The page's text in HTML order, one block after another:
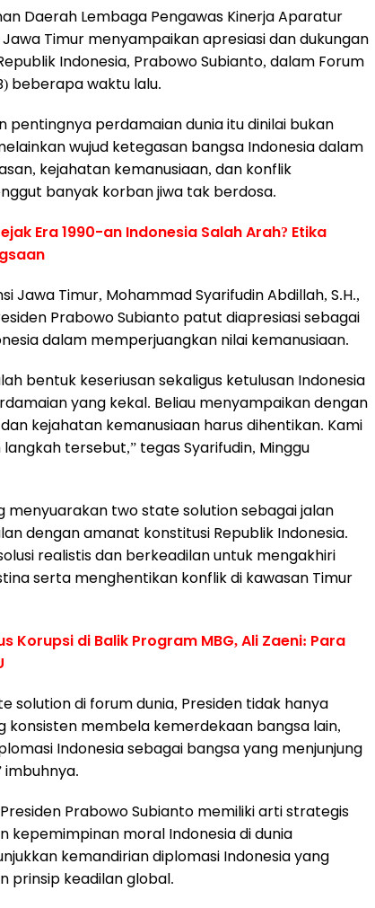
Daerah Lembaga Pengawas Kinerja Aparatur
Jawa Timur menyampaikan apresiasi dan dukungan
Indonesia, Prabowo Subianto, dalam Forum
beberapa waktu lalu.
pentingnya perdamaian dunia itu dinilai bukan
wujud ketegasan bangsa Indonesia dalam
kejahatan kemanusiaan, dan konflik
banyak korban jiwa tak berdosa.
Era 1990-an Indonesia Salah Arah? Etika
Jawa Timur, Mohammad Syarifudin Abdillah, S.H.,
Prabowo Subianto patut diapresiasi sebagai
dalam memperjuangkan nilai kemanusiaan.
bentuk keseriusan sekaligus ketulusan Indonesia
yang kekal. Beliau menyampaikan dengan
kejahatan kemanusiaan harus dihentikan. Kami
tersebut,” tegas Syarifudin, Minggu
menyuarakan two state solution sebagai jalan
dengan amanat konstitusi Republik Indonesia.
realistis dan berkeadilan untuk mengakhiri
serta menghentikan konflik di kawasan Timur
Korupsi di Balik Program MBG, Ali Zaeni: Para
solution di forum dunia, Presiden tidak hanya
konsisten membela kemerdekaan bangsa lain,
Indonesia sebagai bangsa yang menjunjung
imbuhnya.
Prabowo Subianto memiliki arti strategis
kepemimpinan moral Indonesia di dunia
kemandirian diplomasi Indonesia yang
prinsip keadilan global.